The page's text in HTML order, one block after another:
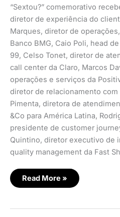
“Sextou?” comemorativo
diretor de experiência do
Marques, diretor de
Banco BMG, Caio Poli, head
99, Celso Tonet, diretor de
call center da Claro, Marcos
operações e serviços da
diretor de relacionamento
Pimenta, diretora de
&Co para América Latina,
presidente de customer
Quintino, diretor executivo de
quality management da Fast
Read More »